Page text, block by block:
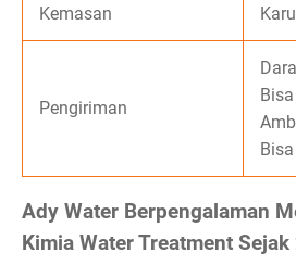
Kemasan
Pengiriman
Ady Water Berpengalaman
Kimia Water Treatment